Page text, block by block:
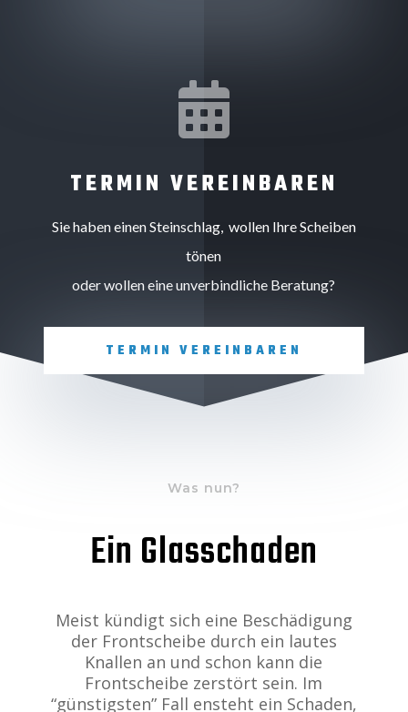

TERMIN VEREINBAREN
Sie haben einen Steinschlag, wollen Ihre Scheiben
tönen
oder wollen eine unverbindliche Beratung?
TERMIN VEREINBAREN
Was nun?
Ein Glasschaden
Meist kündigt sich eine Beschädigung
der Frontscheibe durch ein lautes
Knallen an und schon kann die
Frontscheibe zerstört sein. Im
“günstigsten” Fall ensteht ein Schaden,